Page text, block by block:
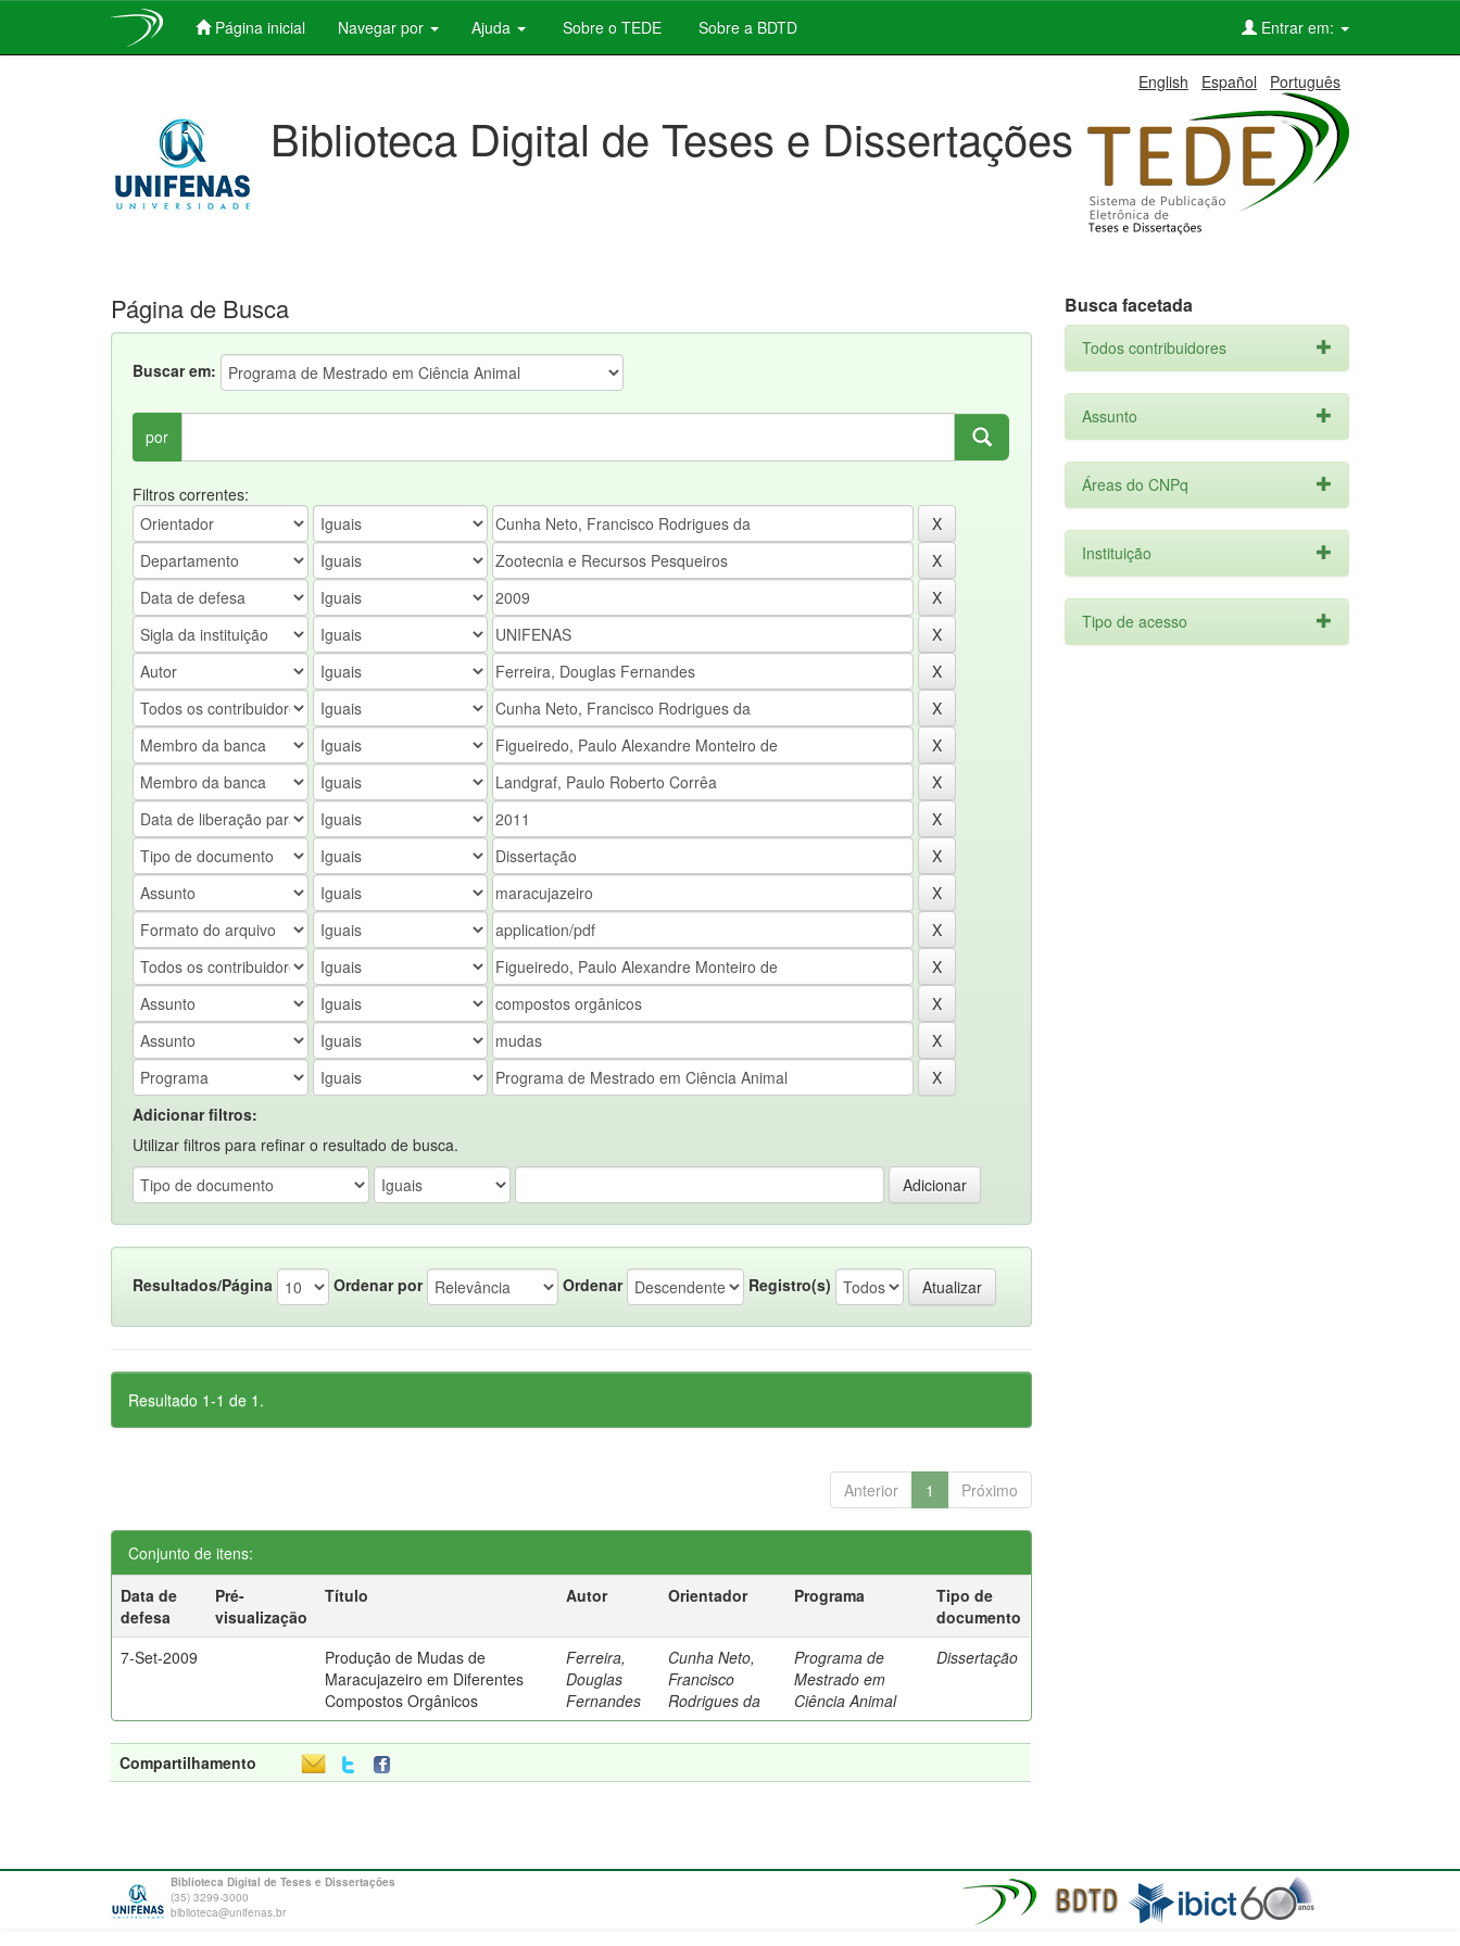
Página inicial Navegar por Ajuda Sobre o TEDE Sobre a BDTD Entrar em:
English Español Português
Biblioteca Digital de Teses e Dissertações
Página de Busca
Buscar em:
por
Filtros correntes:
Adicionar filtros:
Utilizar filtros para refinar o resultado de busca.
Resultados/Página Ordenar por Ordenar Registro(s)
Resultado 1-1 de 1.
Anterior 1 Próximo
Conjunto de itens:
Data de
defesa
Pré-
visualização
Título Autor Orientador Programa
Tipo de
documento
7-Set-2009
Produção de Mudas de
Maracujazeiro em Diferentes
Compostos Orgânicos
Ferreira,
Douglas
Fernandes
Cunha Neto,
Francisco
Rodrigues da
Programa de
Mestrado em
Ciência Animal
Dissertação
Compartilhamento
Busca facetada
Todos contribuidores
Assunto
Áreas do CNPq
Instituição
Tipo de acesso
Biblioteca Digital de Teses e Dissertações
(35) 3299-3000
biblioteca@unifenas.br